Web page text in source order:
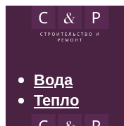
Вода
Тепло
Электрика